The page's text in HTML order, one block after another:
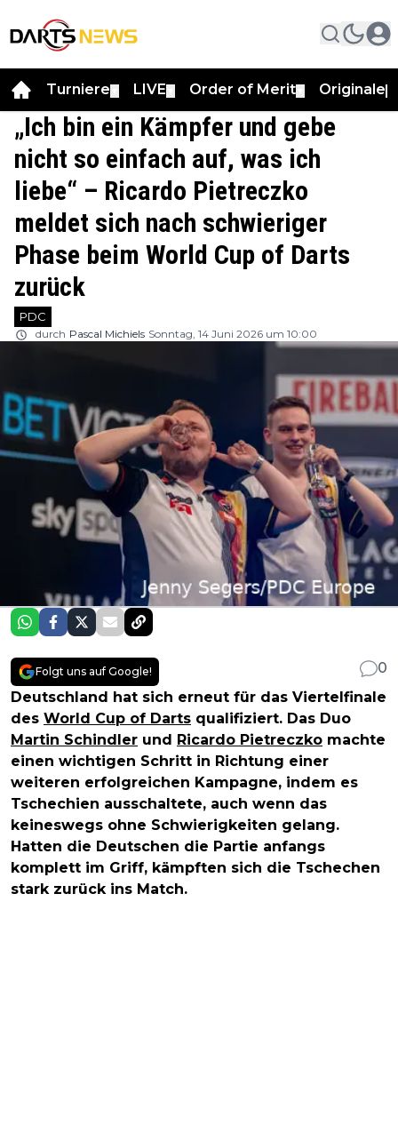
Turniere LIVE Order of Merit Originale
„Ich bin ein Kämpfer und gebe
nicht so einfach auf, was ich
liebe“ – Ricardo Pietreczko
meldet sich nach schwieriger
Phase beim World Cup of Darts
zurück
PDC
durch Pascal Michiels Sonntag, 14 Juni 2026 um 10:00
Folgt uns auf Google!
0
Deutschland hat sich erneut für das Viertelfinale
des World Cup of Darts qualifiziert. Das Duo
Martin Schindler und Ricardo Pietreczko machte
einen wichtigen Schritt in Richtung einer
weiteren erfolgreichen Kampagne, indem es
Tschechien ausschaltete, auch wenn das
keineswegs ohne Schwierigkeiten gelang.
Hatten die Deutschen die Partie anfangs
komplett im Griff, kämpften sich die Tschechen
stark zurück ins Match.